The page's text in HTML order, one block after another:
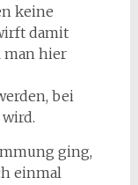
keine
damit
man hier
bei
ging,
einmal